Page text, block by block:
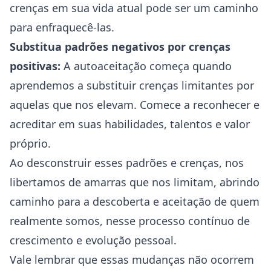
crenças em sua vida atual pode ser um caminho
para enfraquecê-las.
Substitua padrões negativos por crenças
positivas: A autoaceitação começa quando
aprendemos a substituir crenças limitantes por
aquelas que nos elevam. Comece a reconhecer e
acreditar em suas habilidades, talentos e valor
próprio.
Ao desconstruir esses padrões e crenças, nos
libertamos de amarras que nos limitam, abrindo
caminho para a descoberta e aceitação de quem
realmente somos, nesse processo contínuo de
crescimento e evolução pessoal.
Vale lembrar que essas mudanças não ocorrem